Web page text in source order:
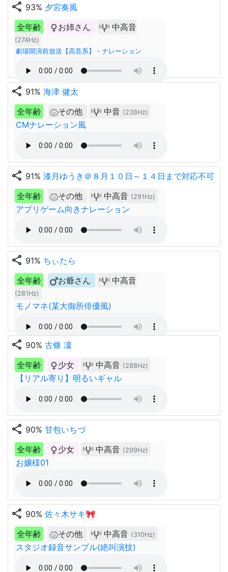
share 93% 夕宮奏風
全年齢
お姉さん 中高音
(274Hz)
劇場開演前放送【高音系】・ナレーション
share 91% 海津 健太
全年齢
その他 中音 (238Hz)
CMナレーション風
share 91% 漆月ゆうき＠８月１０日～１４日まで対応不可
全年齢
その他 中高音 (291Hz)
アプリゲーム向きナレーション
share 91% ちぃたら
全年齢
お爺さん 中高音
(281Hz)
モノマネ(某大御所俳優風)
share 90% 古條 凜
全年齢
少女 中高音 (288Hz)
【リアル寄り】明るいギャル
share 90% 甘包いちづ
全年齢
少女 中高音 (299Hz)
お嬢様01
share 90% 佐々木サキ🎀
全年齢
その他 中高音 (310Hz)
スタジオ録音サンプル(絶叫演技)